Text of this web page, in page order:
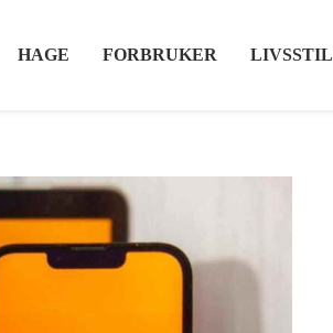
HAGE FORBRUKER LIVSSTIL